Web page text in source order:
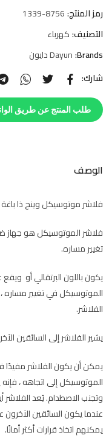
رمز المنتج:1339-8756
التصنيف:كهرباء
Brands: Dayun دايون
شارك:
طلب المنتج عن طريق
الوصف
فلاشر موتوسيكل وينج ذا
فلاشر الموتوسيكل هو جهاز
تغيير مساره.
يكون باللون البرتقالي أو
الموتوسيكل في تغيير
الفلاشر.
يشير الفلاشر إلى السائقين
يمكن أن يكون الفلاشر مفيدًا
الموتوسيكل إلى اتجاهه ،
وتجنب الاصطدام. يُعد
عندما يكون السائقين الآخرون
يمكنهم اتخاذ قرارات أكثر أمانًا.